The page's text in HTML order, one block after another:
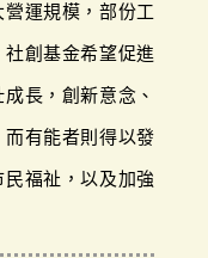
運規模，部份工
社創基金希望促進
長，創新意念、
有能者則得以發
福祉，以及加強